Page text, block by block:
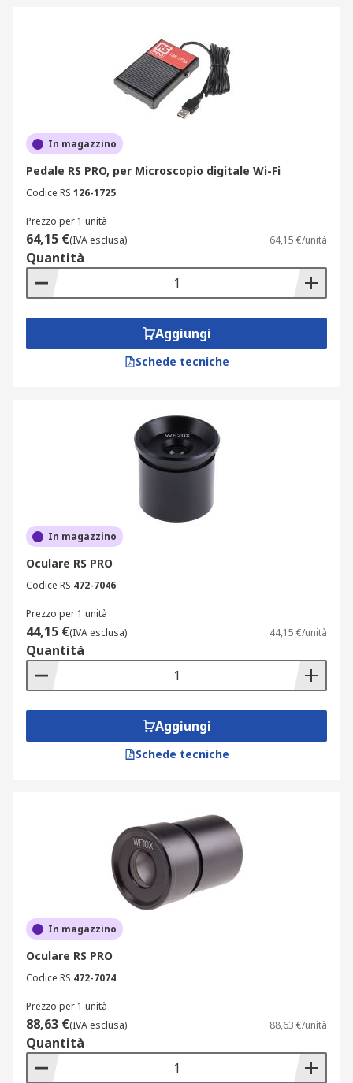
In magazzino
Pedale RS PRO, per Microscopio digitale Wi-Fi
Codice RS 126-1725
Prezzo per 1 unità
64,15 €(IVA esclusa) 64,15 €/unità
Quantità
Aggiungi
Schede tecniche
In magazzino
Oculare RS PRO
Codice RS 472-7046
Prezzo per 1 unità
44,15 €(IVA esclusa) 44,15 €/unità
Quantità
Aggiungi
Schede tecniche
In magazzino
Oculare RS PRO
Codice RS 472-7074
Prezzo per 1 unità
88,63 €(IVA esclusa) 88,63 €/unità
Quantità